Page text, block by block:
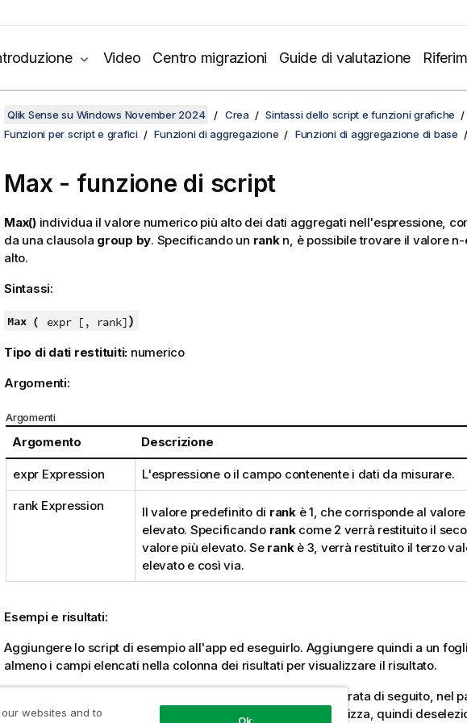
Video Centro migrazioni Guide di valutazione
Qlik Sense su Windows November 2024 Crea
Sintassi dello script e funzioni grafiche
Funzioni per script e grafici
Funzioni di aggregazione Funzioni di aggregazione di base
Max - funzione di script
Max()individua il valore numerico più alto dei dati aggregati nell'espressione,
da una clausola group by. Specificando un rankn, è possibile trovare il valore
alto.
Sintassi:
Max ( expr [, rank])
Tipo di dati restituiti: numerico
Argomenti:
Argomenti
Argomento Descrizione
expr Expression L'espressione o il campo contenente i dati da misurare.
rank Expression Il valore predefinito di rankè 1, che corrisponde al valore
elevato. Specificando rankcome 2 verrà restituito il
valore più elevato. Se rankè 3, verrà restituito il terzo
elevato e così via.
Esempi e risultati:
Aggiungere lo script di esempio all'app ed eseguirlo. Aggiungere quindi a un
almeno i campi elencati nella colonna dei risultati per visualizzare il risultato.
Per ottenere lo stesso aspetto della colonna dei risultati mostrata di seguito, nel
proprietà, in Ordinamento passare da Automatico a Personalizza, quindi
websites and to